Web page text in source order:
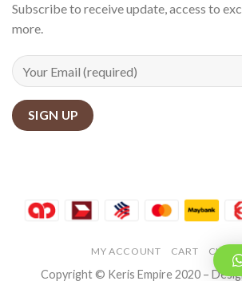
Subscribe to receive update, access to
more.
MY ACCOUNT CART
Copyright © Keris Empire 2020 –